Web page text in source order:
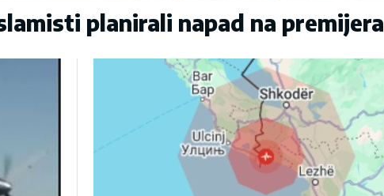
planirali napad na premijera